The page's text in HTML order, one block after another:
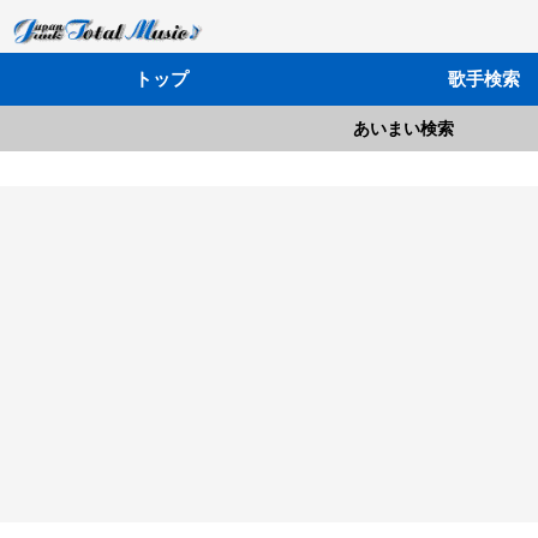
トップ 歌手検索
あいまい検索